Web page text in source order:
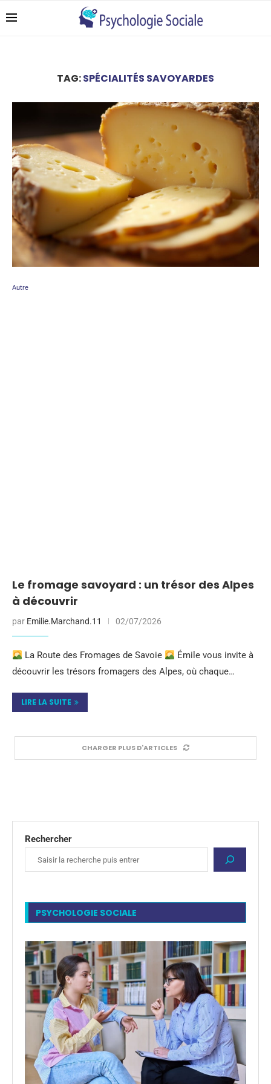
TAG:SPÉCIALITÉS SAVOYARDES
Autre
Le fromage savoyard : un trésor des Alpes
à découvrir
par Emilie.Marchand.11 02/07/2026
La Route des Fromages de Savoie
Émile vous invite à
découvrir les trésors fromagers des Alpes, où chaque…
LIRE LA SUITE
CHARGER PLUS D'ARTICLES
Rechercher
PSYCHOLOGIE SOCIALE